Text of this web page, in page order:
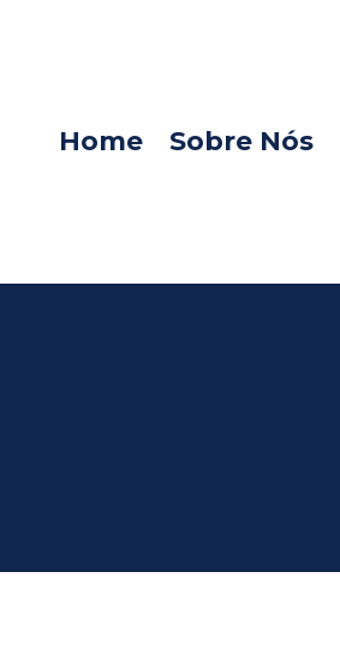
Home Sobre Nós